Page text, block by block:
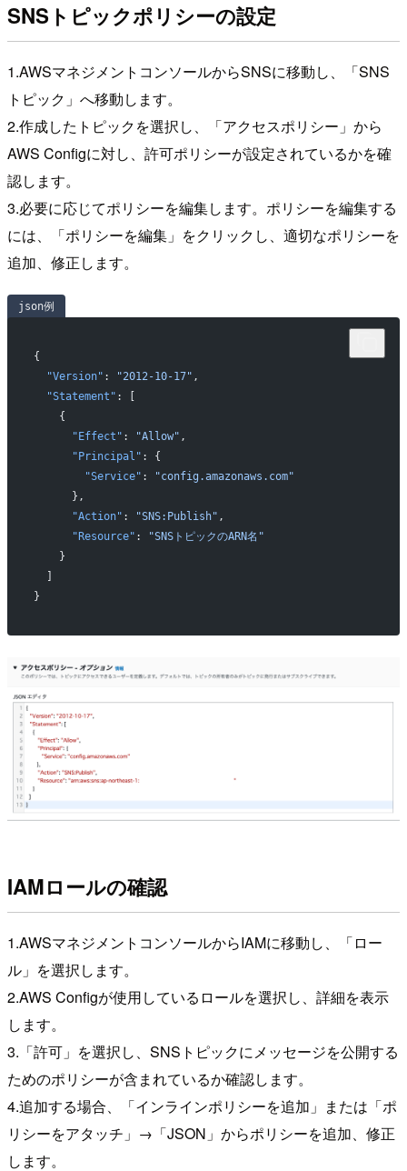
SNSトピックポリシーの設定
1.AWSマネジメントコンソールからSNSに移動し、「SNS
トピック」へ移動します。
2.作成したトピックを選択し、「アクセスポリシー」から
AWS Configに対し、許可ポリシーが設定されているかを確
認します。
3.必要に応じてポリシーを編集します。ポリシーを編集する
には、「ポリシーを編集」をクリックし、適切なポリシーを
追加、修正します。
json例
{
  "Version"
: "2012-10-17" ,
  "Statement"
: [
    {
      "Effect"
: "Allow" ,
      "Principal"
: {
        "Service"
:
"config.amazonaws.com"
      },
      "Action"
: "SNS:Publish" ,
      "Resource"
:
"SNSトピックのARN名"
    }
}
IAMロールの確認
1.AWSマネジメントコンソールからIAMに移動し、「ロー
ル」を選択します。
2.AWS Configが使用しているロールを選択し、詳細を表示
します。
3.「許可」を選択し、SNSトピックにメッセージを公開する
ためのポリシーが含まれているか確認します。
4.追加する場合、「インラインポリシーを追加」または「ポ
リシーをアタッチ」→「JSON」からポリシーを追加、修正
します。